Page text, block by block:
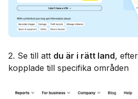
2. Se till att du är i rätt land,
kopplade till specifika områden